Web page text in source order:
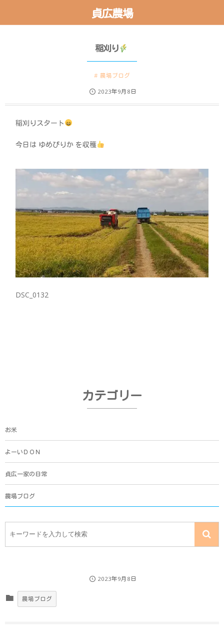
貞広農場
稲刈り
農場ブログ
2023年9月8日
稲刈りスタート
今日は ゆめぴりか を収穫
DSC_0132
カテゴリー
お米
よーいＤＯＮ
貞広一家の日常
農場ブログ
2023年9月8日
農場ブログ